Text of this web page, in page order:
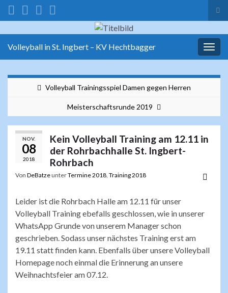
Volleyball in St. Ingbert – KV Hechtbagger
Volleyball Trainingsspiel Damen gegen Herren
Meisterschaftsrunde 2019
NOV.
08
2018
Kein Volleyball Training am 12.11 in
der Rohrbachhalle St. Ingbert-
Rohrbach
Von DeBatzeunterTermine 2018 Training 2018
Leider ist die Rohrbach Halle am 12.11 für unser
Volleyball Training ebefalls geschlossen, wie in unserer
WhatsApp Grunde von unserem Manager schon
geschrieben. Sodass unser nächstes Training erst am
19.11 statt finden kann. Ebenfalls über unsere Volleyball
Homepage noch einmal die Erinnerung an unsere
Weihnachtsfeier am 07.12.